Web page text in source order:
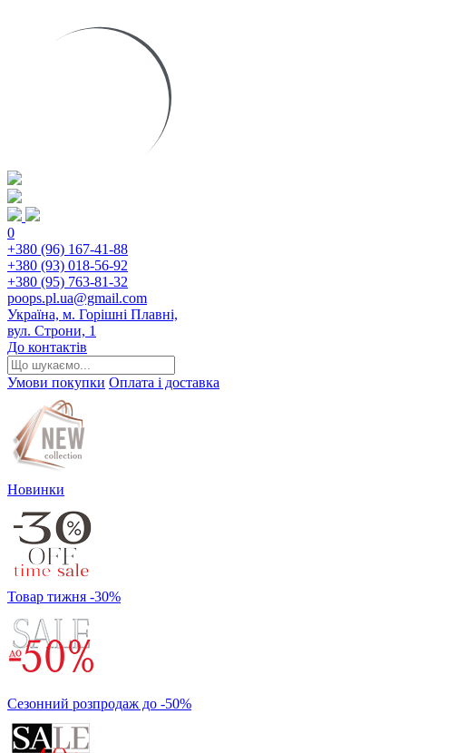
0
+380 (96) 167-41-88
+380 (93) 018-56-92
+380 (95) 763-81-32
poops.pl.ua@gmail.com
Україна, м. Горішні Плавні,
вул. Строни, 1
До контактів
Умови покупки Оплата і доставка
Новинки
Товар тижня -30%
Сезонний розпродаж до -50%